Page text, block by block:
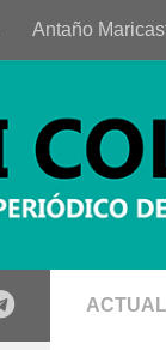
Antaño